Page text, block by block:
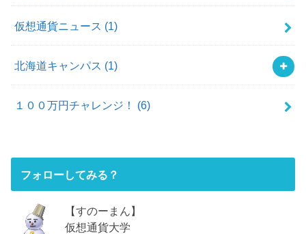
仮想通貨ニュース (1)
北海道キャンパス (1)
１００万円チャレンジ！ (6)
フォローしてみる？
【すのーまん】
仮想通貨大学